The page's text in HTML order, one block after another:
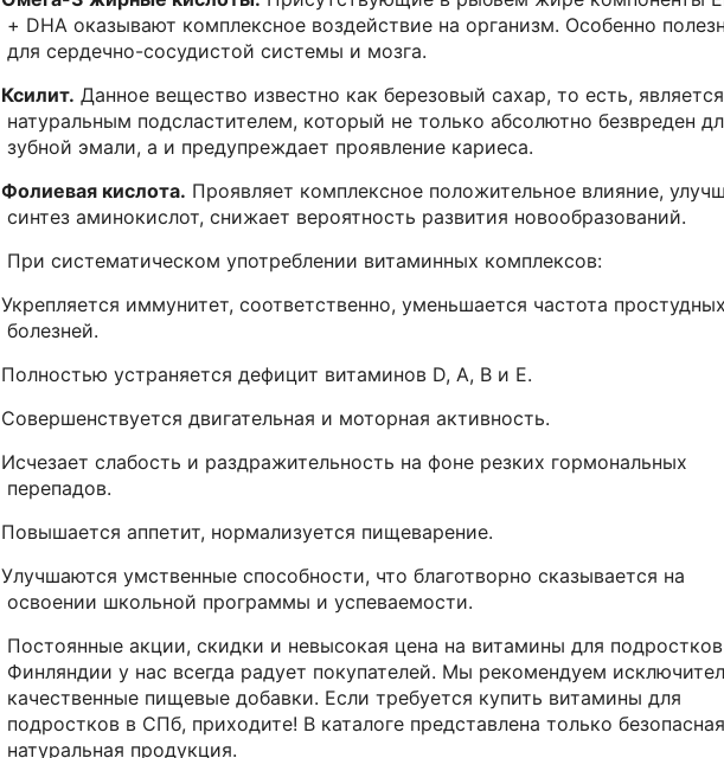
+ DHA оказывают комплексное воздействие на организм. Особенно
для сердечно-сосудистой системы и мозга.
Ксилит. Данное вещество известно как березовый сахар, то есть, является
натуральным подсластителем, который не только абсолютно безвреден
зубной эмали, а и предупреждает проявление кариеса.
Фолиевая кислота. Проявляет комплексное положительное влияние,
синтез аминокислот, снижает вероятность развития новообразований.
При систематическом употреблении витаминных комплексов:
Укрепляется иммунитет, соответственно, уменьшается частота простудных
болезней.
Полностью устраняется дефицит витаминов D, A, B и E.
Совершенствуется двигательная и моторная активность.
Исчезает слабость и раздражительность на фоне резких гормональных
перепадов.
Повышается аппетит, нормализуется пищеварение.
Улучшаются умственные способности, что благотворно сказывается на
освоении школьной программы и успеваемости.
Постоянные акции, скидки и невысокая цена на витамины для
Финляндии у нас всегда радует покупателей. Мы рекомендуем
качественные пищевые добавки. Если требуется купить витамины для
подростков в СПб, приходите! В каталоге представлена только безопасная
натуральная продукция.